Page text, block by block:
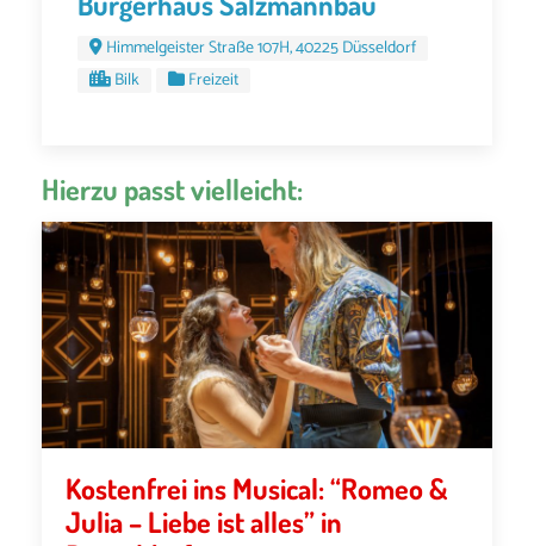
Himmelgeister Straße 107H, 40225 Düsseldorf
Bilk
Freizeit
Hierzu passt vielleicht:
Kostenfrei ins Musical: “Romeo &
Julia – Liebe ist alles” in